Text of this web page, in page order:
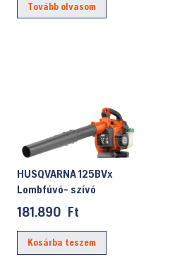
Tovább olvasom
HUSQVARNA 125BVx
Lombfúvó- szívó
181.890 Ft
Kosárba teszem